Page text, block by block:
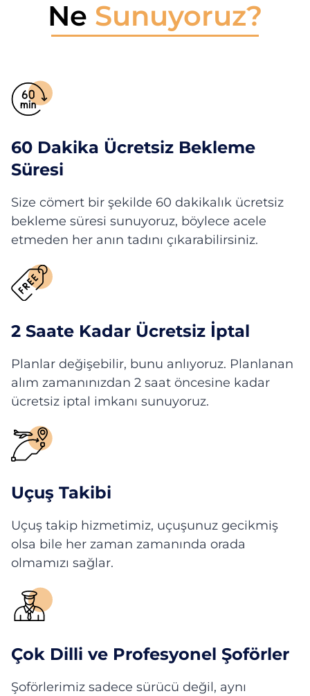
Ne Sunuyoruz?
60 Dakika Ücretsiz Bekleme
Süresi
Size cömert bir şekilde 60 dakikalık ücretsiz
bekleme süresi sunuyoruz, böylece acele
etmeden her anın tadını çıkarabilirsiniz.
2 Saate Kadar Ücretsiz İptal
Planlar değişebilir, bunu anlıyoruz. Planlanan
alım zamanınızdan 2 saat öncesine kadar
ücretsiz iptal imkanı sunuyoruz.
Uçuş Takibi
Uçuş takip hizmetimiz, uçuşunuz gecikmiş
olsa bile her zaman zamanında orada
olmamızı sağlar.
Çok Dilli ve Profesyonel Şoförler
Şoförlerimiz sadece sürücü değil, aynı